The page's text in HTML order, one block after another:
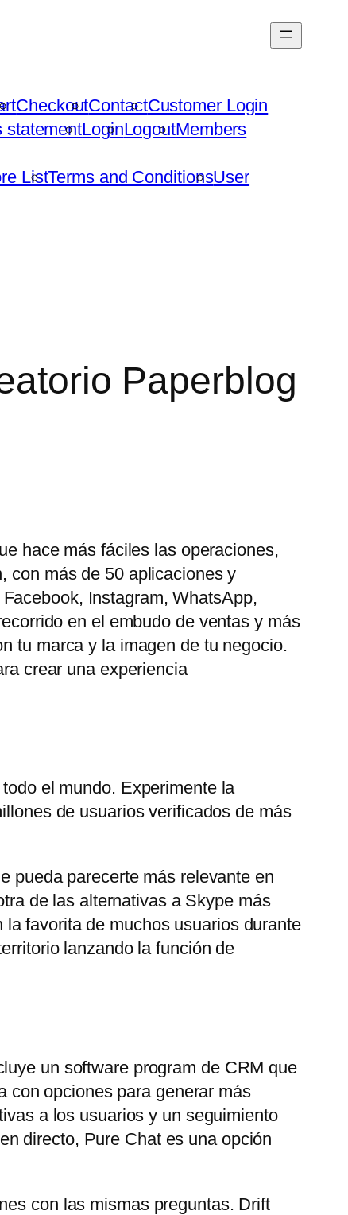
CheckoutContactCustomer Login
statementLoginLogoutMembers
ListTerms and ConditionsUser
Paperblog
hace más fáciles las operaciones,
con más de 50 aplicaciones y
Instagram, WhatsApp,
en el embudo de ventas y más
tu marca y la imagen de tu negocio.
crear una experiencia
el mundo. Experimente la
de usuarios verificados de más
pueda parecerte más relevante en
de las alternativas a Skype más
favorita de muchos usuarios durante
lanzando la función de
un software program de CRM que
con opciones para generar más
a los usuarios y un seguimiento
directo, Pure Chat es una opción
con las mismas preguntas. Drift